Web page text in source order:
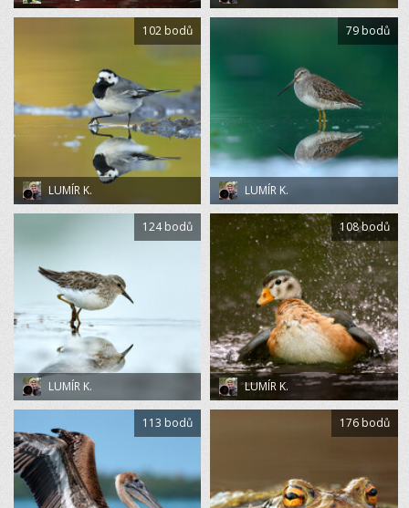
LUMÍR K.
102 bodů
LUMÍR K.
79 bodů
LUMÍR K.
124 bodů
LUMÍR K.
108 bodů
113 bodů 176 bodů